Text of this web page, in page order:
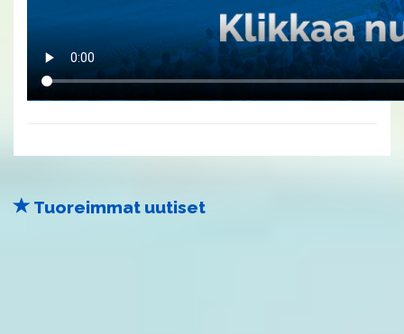
Tuoreimmat uutiset